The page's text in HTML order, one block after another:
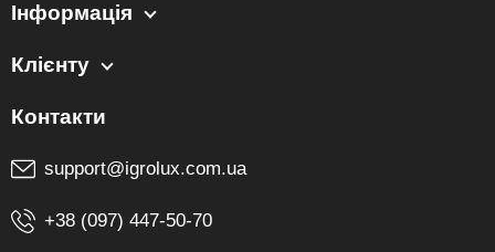
Інформація
Клієнту
support@igrolux.com.ua
+38 (097) 447-50-70